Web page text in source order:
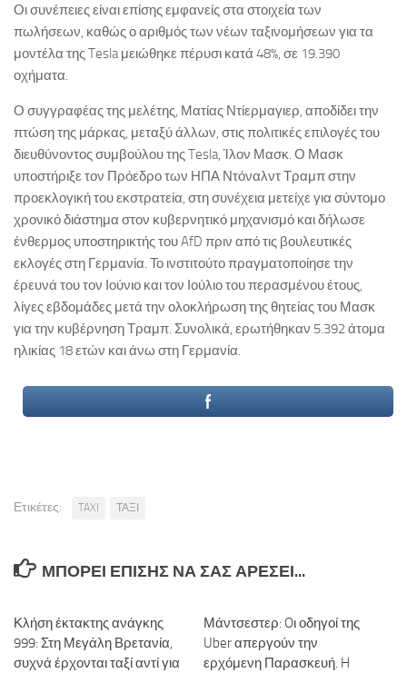
Οι συνέπειες είναι επίσης εμφανείς στα στοιχεία των
πωλήσεων, καθώς ο αριθμός των νέων ταξινομήσεων για τα
μοντέλα της Tesla μειώθηκε πέρυσι κατά 48%, σε 19.390
οχήματα.
Ο συγγραφέας της μελέτης, Ματίας Ντίερμαγιερ, αποδίδει την
πτώση της μάρκας, μεταξύ άλλων, στις πολιτικές επιλογές του
διευθύνοντος συμβούλου της Tesla, Ίλον Μασκ. Ο Μασκ
υποστήριξε τον Πρόεδρο των ΗΠΑ Ντόναλντ Τραμπ στην
προεκλογική του εκστρατεία, στη συνέχεια μετείχε για σύντομο
χρονικό διάστημα στον κυβερνητικό μηχανισμό και δήλωσε
ένθερμος υποστηρικτής του AfD πριν από τις βουλευτικές
εκλογές στη Γερμανία. Το ινστιτούτο πραγματοποίησε την
έρευνά του τον Ιούνιο και τον Ιούλιο του περασμένου έτους,
λίγες εβδομάδες μετά την ολοκλήρωση της θητείας του Μασκ
για την κυβέρνηση Τραμπ. Συνολικά, ερωτήθηκαν 5.392 άτομα
ηλικίας 18 ετών και άνω στη Γερμανία.
Ετικέτες: TAXI ΤΑΞΙ
ΜΠΟΡΕΊ ΕΠΊΣΗΣ ΝΑ ΣΑΣ ΑΡΈΣΕΙ...
Κλήση έκτακτης ανάγκης
999: Στη Μεγάλη Βρετανία,
συχνά έρχονται ταξί αντί για
Μάντσεστερ: Oι οδηγοί της
Uber απεργούν την
ερχόμενη Παρασκευή. H